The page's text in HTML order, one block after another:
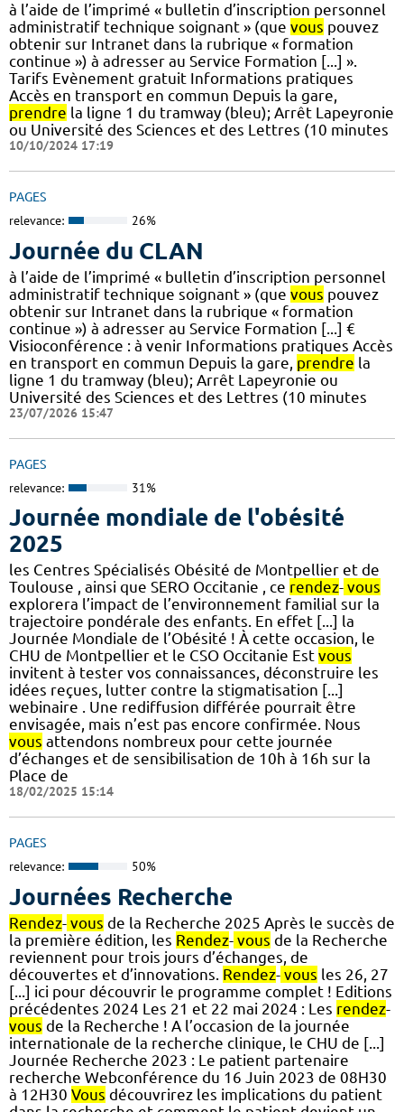
à l’aide de l’imprimé « bulletin d’inscription personnel
administratif technique soignant » (que vous pouvez
obtenir sur Intranet dans la rubrique « formation
continue ») à adresser au Service Formation [...] ».
Tarifs Evènement gratuit Informations pratiques
Accès en transport en commun Depuis la gare,
prendre la ligne 1 du tramway (bleu); Arrêt Lapeyronie
ou Université des Sciences et des Lettres (10 minutes
10/10/2024 17:19
PAGES
relevance: 26%
Journée du CLAN
à l’aide de l’imprimé « bulletin d’inscription personnel
administratif technique soignant » (que vous pouvez
obtenir sur Intranet dans la rubrique « formation
continue ») à adresser au Service Formation [...] €
Visioconférence : à venir Informations pratiques Accès
en transport en commun Depuis la gare, prendre la
ligne 1 du tramway (bleu); Arrêt Lapeyronie ou
Université des Sciences et des Lettres (10 minutes
23/07/2026 15:47
PAGES
relevance: 31%
Journée mondiale de l'obésité
2025
les Centres Spécialisés Obésité de Montpellier et de
Toulouse , ainsi que SERO Occitanie , ce rendez- vous
explorera l’impact de l’environnement familial sur la
trajectoire pondérale des enfants. En effet [...] la
Journée Mondiale de l’Obésité ! À cette occasion, le
CHU de Montpellier et le CSO Occitanie Est vous
invitent à tester vos connaissances, déconstruire les
idées reçues, lutter contre la stigmatisation [...]
webinaire . Une rediffusion différée pourrait être
envisagée, mais n’est pas encore confirmée. Nous
vous attendons nombreux pour cette journée
d’échanges et de sensibilisation de 10h à 16h sur la
Place de
18/02/2025 15:14
PAGES
relevance: 50%
Journées Recherche
Rendez- vous de la Recherche 2025 Après le succès de
la première édition, les Rendez- vous de la Recherche
reviennent pour trois jours d’échanges, de
découvertes et d’innovations. Rendez- vous les 26, 27
[...] ici pour découvrir le programme complet ! Editions
précédentes 2024 Les 21 et 22 mai 2024 : Les rendez-
vous de la Recherche ! A l’occasion de la journée
internationale de la recherche clinique, le CHU de [...]
Journée Recherche 2023 : Le patient partenaire
recherche Webconférence du 16 Juin 2023 de 08H30
à 12H30 Vous découvrirez les implications du patient